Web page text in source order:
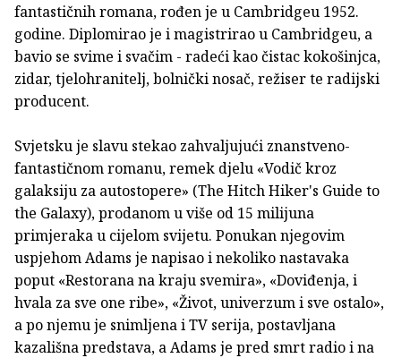
fantastičnih romana, rođen je u Cambridgeu 1952.
godine. Diplomirao je i magistrirao u Cambridgeu, a
bavio se svime i svačim - radeći kao čistac kokošinjca,
zidar, tjelohranitelj, bolnički nosač, režiser te radijski
producent.
Svjetsku je slavu stekao zahvaljujući znanstveno-
fantastičnom romanu, remek djelu «Vodič kroz
galaksiju za autostopere» (The Hitch Hiker's Guide to
the Galaxy), prodanom u više od 15 milijuna
primjeraka u cijelom svijetu. Ponukan njegovim
uspjehom Adams je napisao i nekoliko nastavaka
poput «Restorana na kraju svemira», «Doviđenja, i
hvala za sve one ribe», «Život, univerzum i sve ostalo»,
a po njemu je snimljena i TV serija, postavljana
kazališna predstava, a Adams je pred smrt radio i na